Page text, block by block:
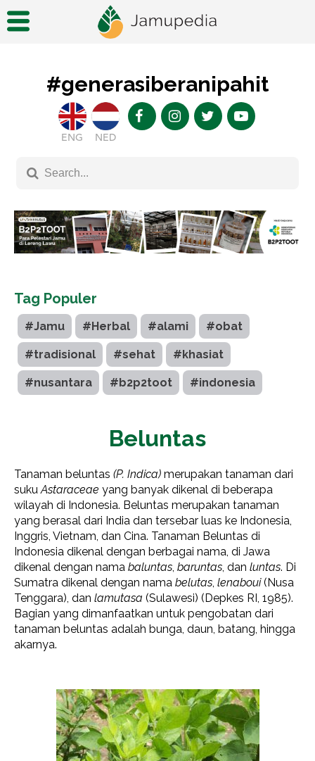
#generasiberanipahit
ENG NED
Tag Populer
#Jamu #Herbal #alami #obat
#tradisional #sehat #khasiat
#nusantara #b2p2toot #indonesia
Beluntas
Tanaman beluntas (P. Indica) merupakan tanaman dari
suku Astaraceae yang banyak dikenal di beberapa
wilayah di Indonesia. Beluntas merupakan tanaman
yang berasal dari India dan tersebar luas ke Indonesia,
Inggris, Vietnam, dan Cina. Tanaman Beluntas di
Indonesia dikenal dengan berbagai nama, di Jawa
dikenal dengan nama baluntas baruntas , dan luntas. Di
Sumatra dikenal dengan nama belutas lenaboui(Nusa
Tenggara), dan lamutasa (Sulawesi) (Depkes RI, 1985).
Bagian yang dimanfaatkan untuk pengobatan dari
tanaman beluntas adalah bunga, daun, batang, hingga
akarnya.